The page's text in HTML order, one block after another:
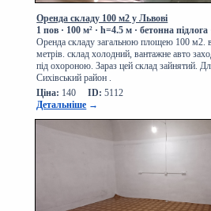
Оренда складу 100 м2 у Львові
1 пов · 100 м² · h=4.5 м · бетонна підлога
Оренда складу загальною площею 100 м2.
метрів. склад холодний, вантажне авто
під охороною. Зараз цей склад зайнятий.
Сихівський район .
Ціна: 140 ID: 5112
Детальніше →